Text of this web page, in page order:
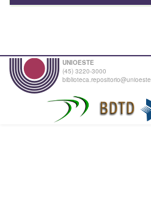
UNIOESTE
(45) 3220-3000